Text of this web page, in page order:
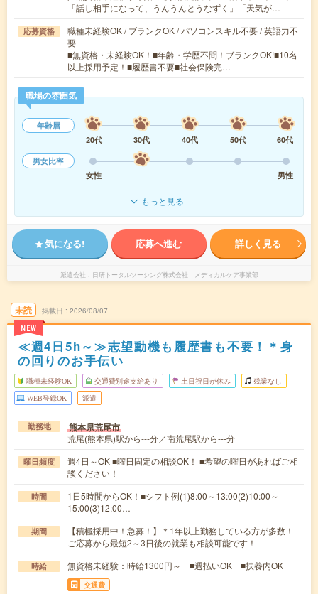
「話し相手になって、うんうんとうなずく」「天気が…
応募資格
職種未経験OK / ブランクOK / パソコンスキル不要 / 英語力不
要
■無資格・未経験OK！■年齢・学歴不問！ブランクOK!■10名
以上採用予定！■履歴書不要■社会保険完…
職場の雰囲気
年齢層
20代
30代 40代 50代
60代
男女比率
女性
男性
もっと見る
気になる! 応募へ進む 詳しく見る
派遣会社 日研トータルソーシング株式会社 メディカルケア事業部
未読
NEW
掲載日 2026/08/07
≪週4日5h～≫志望動機も履歴書も不要！＊身
の回りのお手伝い
職種未経験OK 交通費別途支給あり 土日祝日が休み 残業なし
WEB登録OK 派遣
勤務地 熊本県荒尾市
荒尾(熊本県)駅から---分／南荒尾駅から---分
曜日頻度
週4日～OK ■曜日固定の相談OK！ ■希望の曜日があればご相
談ください！
時間
1日5時間からOK！■シフト例(1)8:00～13:00(2)10:00～
15:00(3)12:00…
期間
【積極採用中！急募！】＊1年以上勤務している方が多数！
ご応募から最短2～3日後の就業も相談可能です！
時給 無資格未経験：時給1300円～ ■週払いOK ■扶養内OK
交通費